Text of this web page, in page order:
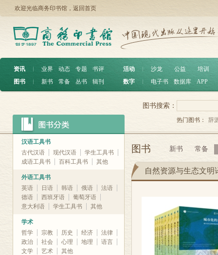
欢迎光临商务印书馆， 返回首页
资讯 ︱ 业界 动态 专题
书评
图书
︱ 新书 常备 丛书 辑刊
活动 沙龙 公益
培训
数字
电子书 数据库 APP
汉语工具书
古代汉语
现代汉语
学生工具书
成语工具书
百科工具书 其他
外语工具书
英语
日语 韩语 俄语
法语
德语
西班牙语
葡萄牙语
意大利语
学生工具书 其他
学术
哲学
宗教 历史 经济
法律
政治
社会 心理 地理
语言
文学
艺术 其他
图书搜索：
热门图书： 辞
图书 新书 常备
自然资源与生态文明